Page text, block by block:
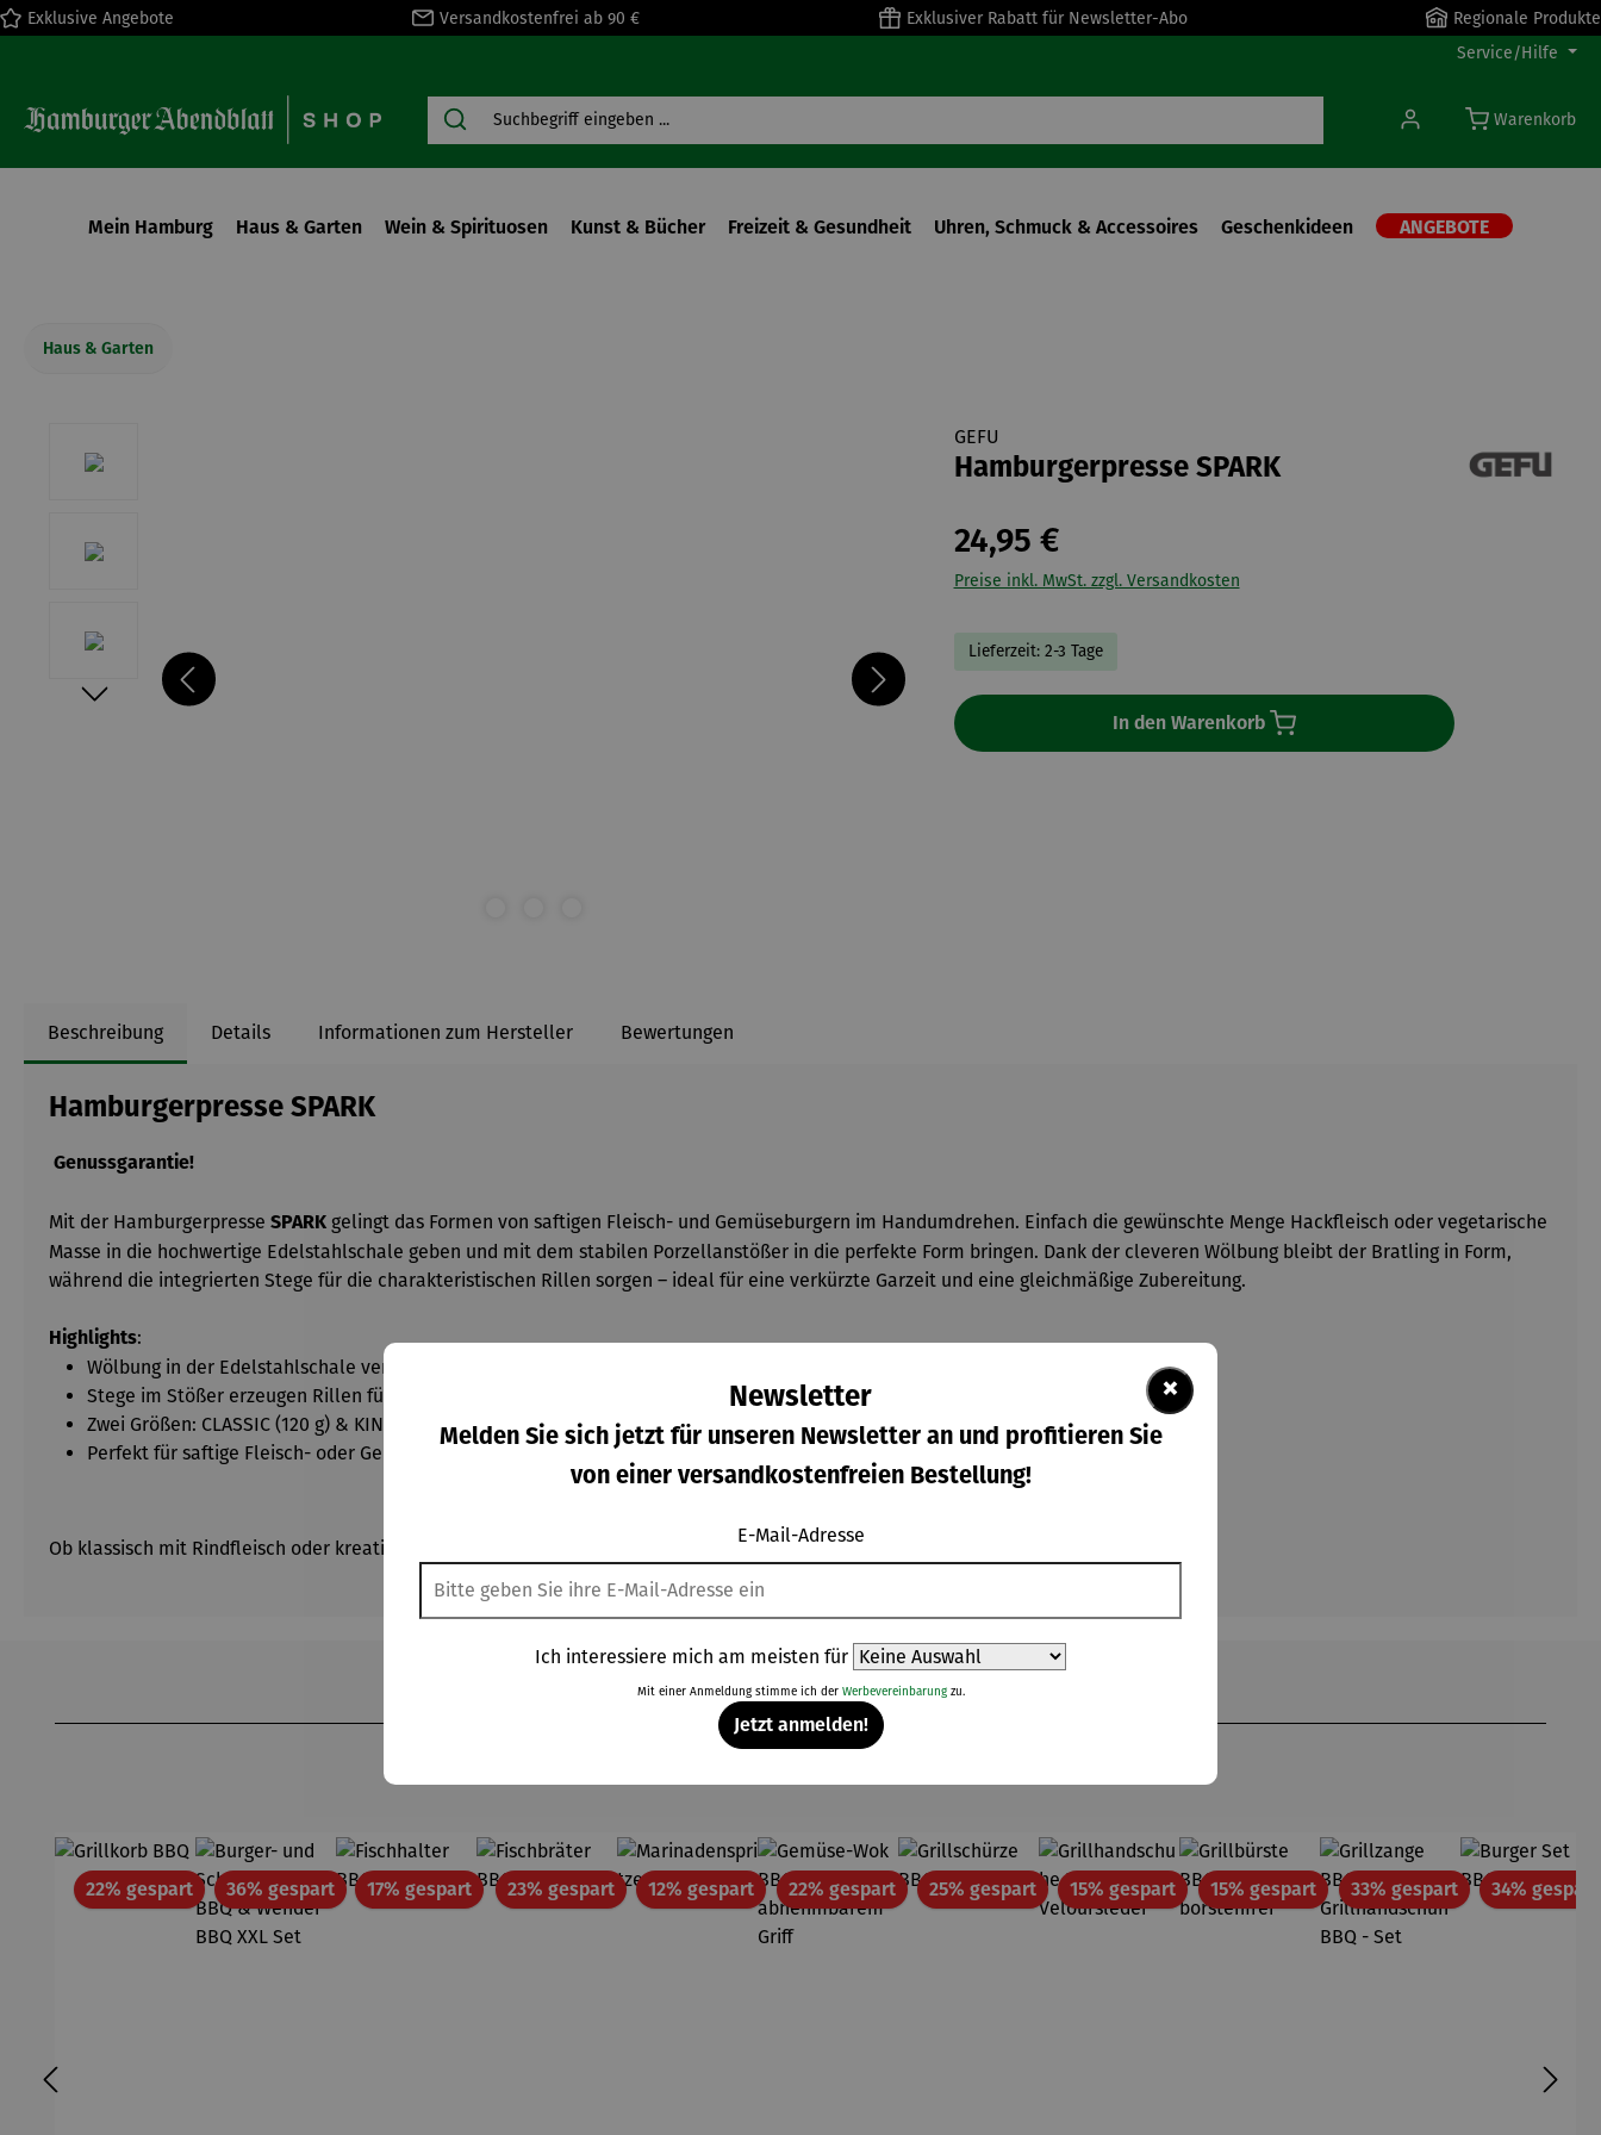
Zur Hauptnavigation springen
Exklusive Angebote Versandkostenfrei ab 90 € Exklusiver Rabatt für Newsletter-Abo
Regionale Produkte
Service/Hilfe
Warenkorb
Mein Hamburg Haus & Garten Wein & Spirituosen Kunst & Bücher Freizeit & Gesundheit Uhren, Schmuck & Accessoires Geschenkideen ANGEBOTE
Haus & Garten
GEFU
Hamburgerpresse SPARK
24,95 €
Preise inkl. MwSt. zzgl. Versandkosten
Lieferzeit: 2-3 Tage
In den Warenkorb
Beschreibung Details Informationen zum Hersteller Bewertungen
Hamburgerpresse SPARK
Genussgarantie!
Mit der Hamburgerpresse SPARK gelingt das Formen von saftigen Fleisch- und Gemüseburgern im Handumdrehen. Einfach die gewünschte Menge Hackfleisch oder vegetarische
Masse in die hochwertige Edelstahlschale geben und mit dem stabilen Porzellanstößer in die perfekte Form bringen. Dank der cleveren Wölbung bleibt der Bratling in Form,
während die integrierten Stege für die charakteristischen Rillen sorgen – ideal für eine verkürzte Garzeit und eine gleichmäßige Zubereitung.
Highlights:
Wölbung in der Edelstahlschale verhindert Verformung
Stege im Stößer erzeugen Rillen für kürzere Garzeit
Zwei Größen: CLASSIC (120 g) & KING-SIZE (180 g)
Perfekt für saftige Fleisch- oder Gemüseburger
Ob klassisch mit Rindfleisch oder kreativ mit Gemüse – mit dieser Presse weiß man genau, was im Burger steckt!
22% gespartRabatt36% gespartRabatt17% gespartRabatt23% gespartRabatt12% gespartRabatt22% gespartRabatt25% gespartRabatt15% gespartRabatt15% gespartRabatt33% gespartRabatt34% gespart
×
Newsletter
Melden Sie sich jetzt für unseren Newsletter an und profitieren Sie
von einer versandkostenfreien Bestellung!
E-Mail-Adresse
Ich interessiere mich am meisten für
Mit einer Anmeldung stimme ich der Werbevereinbarungzu.
Jetzt anmelden!